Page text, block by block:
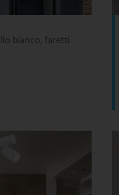
bianco, faretti